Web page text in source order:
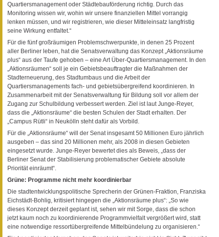
Quartiersmanagement oder Städtebauförderung richtig. Durch das
Monitoring wissen wir, wohin wir unsere finanziellen Mittel vorrangig
lenken müssen, und wir registrieren, wie dieser Mitteleinsatz langfristig
seine Wirkung entfaltet.“
Für die fünf großräumigen Problemschwerpunkte, in denen 25 Prozent
aller Berliner leben, hat die Senatsverwaltung das Konzept „Aktionsräume
plus“ aus der Taufe gehoben – eine Art Über-Quartiersmanagement. In den
„Aktionsräumen“ soll je ein Gebietsbeauftragter die Maßnahmen der
Stadterneuerung, des Stadtumbaus und die Arbeit der
Quartiersmanagements fach- und gebietsübergreifend koordinieren. In
Zusammenarbeit mit der Senatsverwaltung für Bildung soll vor allem der
Zugang zur Schulbildung verbessert werden. Ziel ist laut Junge-Reyer,
dass die „Aktionsräume“ die besten Schulen der Stadt erhalten. Der
„Campus Rütli“ in Neukölln steht dafür als Vorbild.
Für die „Aktionsräume“ will der Senat insgesamt 50 Millionen Euro jährlich
ausgeben – das sind 20 Millionen mehr, als 2008 in diesen Gebieten
eingesetzt wurde. Junge-Reyer bewertet dies als Beweis, „dass der
Berliner Senat der Stabilisierung problematischer Gebiete absolute
Priorität einräumt“.
Grüne: Programme nicht mehr koordinierbar
Die stadtentwicklungspolitische Sprecherin der Grünen-Fraktion, Franziska
Eichstädt-Bohlig, kritisiert hingegen die „Aktionsräume plus“: „So wie
dieses Konzept derzeit geplant ist, sehen wir mit Sorge, dass die schon
jetzt kaum noch zu koordinierende Programmvielfalt vergrößert wird, statt
eine notwendige ressortübergreifende Mittelbündelung zu organisieren.“